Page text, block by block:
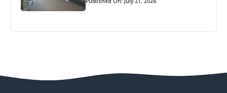
Published On: July 21, 2026